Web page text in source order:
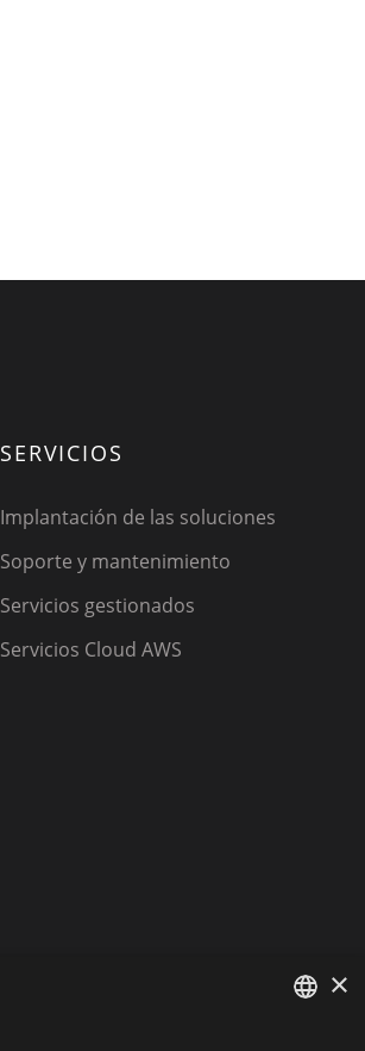
SERVICIOS
Implantación de las soluciones
Soporte y mantenimiento
Servicios gestionados
Servicios Cloud AWS
×